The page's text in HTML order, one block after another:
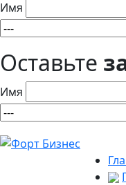
Имя
Оставьте
Имя